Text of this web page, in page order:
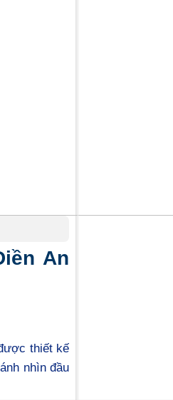
An
thiết kế
nhìn đầu